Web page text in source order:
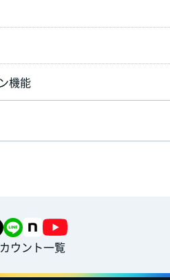
機能
ウント一覧